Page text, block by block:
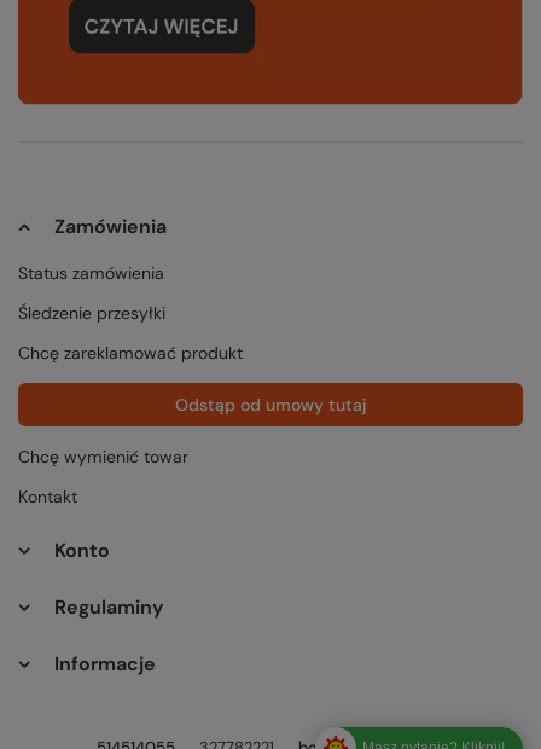
Zamówienia
Status zamówienia
Śledzenie przesyłki
Chcę zareklamować produkt
Odstąp od umowy tutaj
Chcę wymienić towar
Kontakt
Konto
Regulaminy
Informacje